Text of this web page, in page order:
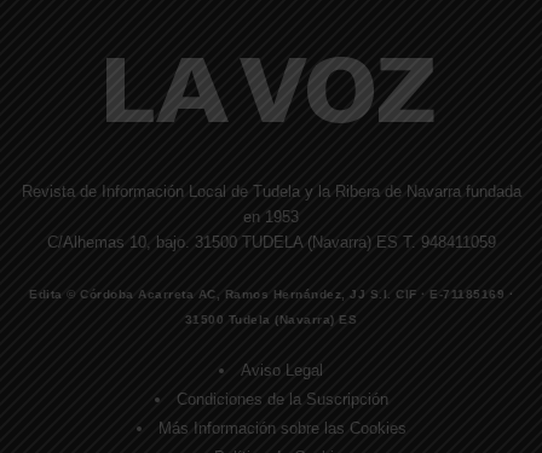
Revista de Información Local de Tudela y la Ribera de Navarra fundada
en 1953
C/Alhemas 10, bajo. 31500 TUDELA (Navarra) ES T. 948411059
Edita © Córdoba Acarreta AC, Ramos Hernández, JJ S.I. CIF · E-71185169 ·
31500 Tudela (Navarra) ES
Aviso Legal
Condiciones de la Suscripción
Más Información sobre las Cookies